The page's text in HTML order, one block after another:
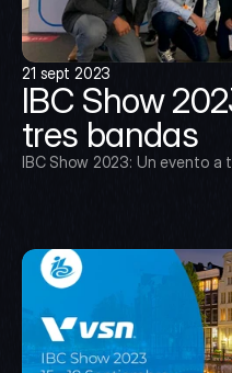
21 sept 2023
IBC Show
tres bandas
IBC Show 2023: Un evento a